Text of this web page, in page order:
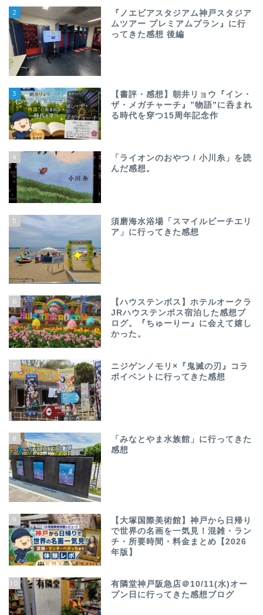
2
『ノエビアスタジアム神戸スタジア
ムツアー プレミアムプラン』に行
ってきた感想 後編
3
【書評・感想】朝井リョウ『イン・
ザ・メガチャーチ』”物語”に呑まれ
る時代を穿つ15周年記念作
4
「ライオンのおやつ / 小川糸」を読
んだ感想。
5
須磨海水浴場「スマイルビーチエリ
ア」に行ってきた感想
6
【ハウステンボス】ホテルオークラ
JRハウステンボス宿泊した感想ブ
ログ。『ちゅーりー』に会えて嬉し
かった。
7
ニジゲンノモリ×『鬼滅の刃』コラ
ボイベントに行ってきた感想
8
「みなとやま水族館」に行ってきた
感想
9
【大塚国際美術館】神戸から日帰り
で世界の名画を一気見！混雑・ラン
チ・所要時間・料金まとめ【2026
年版】
10
有隣堂神戸阪急店＠10/11(水)オー
プン日に行ってきた感想ブログ